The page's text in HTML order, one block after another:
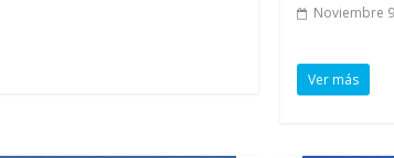
Noviembre
Ver más